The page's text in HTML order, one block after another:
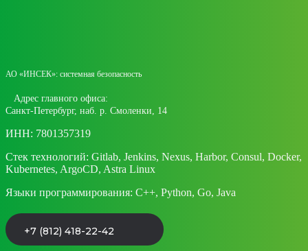
АО «ИНСЕК»: системная безопасность
Адрес главного офиса:
Санкт-Петербург, наб. р. Смоленки, 14
ИНН: 7801357319
Стек технологий: Gitlab, Jenkins, Nexus, Harbor, Consul, Docker,
Kubernetes, ArgoCD, Astra Linux
Языки программирования: C++, Python, Go, Java
+7 (812) 418-22-42